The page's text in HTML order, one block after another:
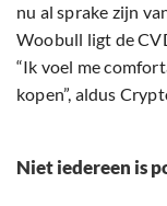
nu al sprake zijn
Woobull ligt de
“Ik voel me
kopen”, aldus
Niet iedereen is